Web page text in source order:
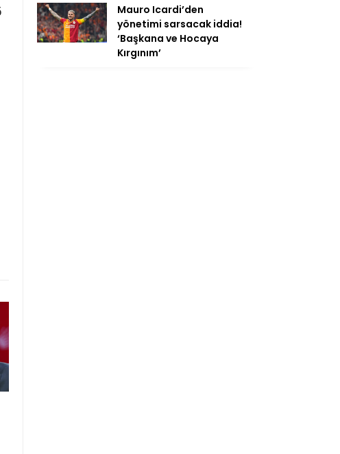
Mauro Icardi’den
yönetimi sarsacak iddia!
‘Başkana ve Hocaya
Kırgınım’